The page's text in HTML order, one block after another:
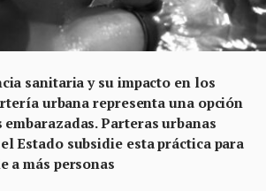
sanitaria y su impacto en los
urbana representa una opción
Parteras urbanas
Estado subsidie esta práctica para
a más personas